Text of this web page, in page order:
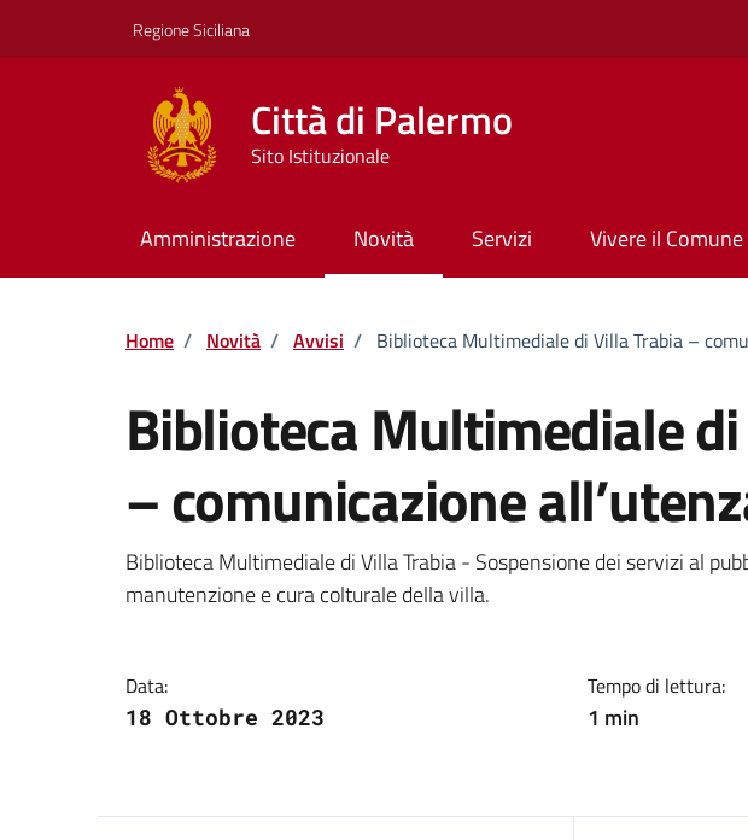
Regione Siciliana
Città di Palermo
Sito Istituzionale
Amministrazione Novità Servizi Vivere il Comune
Home / Novità / Avvisi / Biblioteca Multimediale di Villa Trabia –
Biblioteca Multimediale
– comunicazione
Dettagli della notizia
Biblioteca Multimediale di Villa Trabia - Sospensione dei servizi al
manutenzione e cura colturale della villa.
Data:
18 Ottobre 2023
Tempo di lettura:
1 min